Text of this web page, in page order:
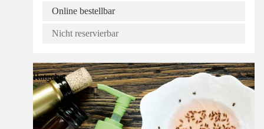
Online bestellbar
Nicht reservierbar
Ratgeber